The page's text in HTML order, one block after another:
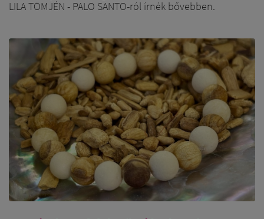
LILA TÖMJÉN - PALO SANTO-ról írnék bővebben.
mozgatott erős NAP / TŰZ energia már önmagában is
erőteljes tisztító hatással bír, ami nem csak egyszerű
tisztítás, hanem transzformáció is egyben, ami a TŰZ
elem sajátossága.
A LILA TÖMJÉN ezt a transzformáló hatást még
jobban fölerősíti, ezért kapták ezek a karkötők az
IBOLYALÁNG nevet.
A Saint-Germainhez köthető IBOLYALÁNG a
megbocsájtás lángja, mely tisztítja és pozitívvá
transzformálja az alacsony rezgésű energiákat, gyógyítja
az elmúlt életek sebeit, tisztítja a karmát, megfelelően és
kitartóan alkalmazva sokszintű gyógyulást hozhat.